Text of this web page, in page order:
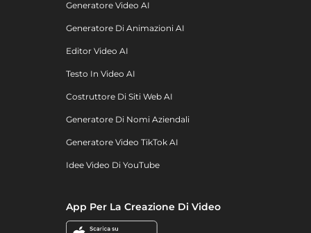
Generatore Video AI
Generatore Di Animazioni AI
Editor Video AI
Testo In Video AI
Costruttore Di Siti Web AI
Generatore Di Nomi Aziendali
Generatore Video TikTok AI
Idee Video Di YouTube
App Per La Creazione Di Video